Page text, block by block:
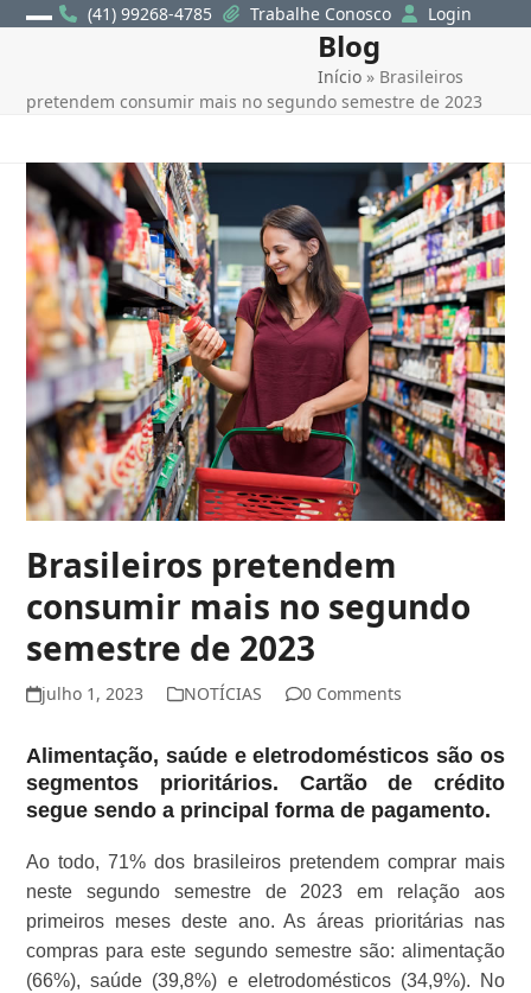
Skip
(41) 99268-4785 Trabalhe Conosco Login
menu
menu
Blog
Início » Brasileiros
pretendem consumir mais no segundo semestre de 2023
Brasileiros pretendem
consumir mais no segundo
semestre de 2023
julho 1, 2023 NOTÍCIAS 0 Comments
Alimentação, saúde e eletrodomésticos são os
segmentos prioritários. Cartão de crédito
segue sendo a principal forma de pagamento.
Ao todo, 71% dos brasileiros pretendem comprar mais
neste segundo semestre de 2023 em relação aos
primeiros meses deste ano. As áreas prioritárias nas
compras para este segundo semestre são: alimentação
(66%), saúde (39,8%) e eletrodomésticos (34,9%). No